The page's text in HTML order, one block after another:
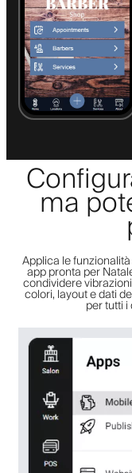
ma
Applica le
app pronta per
condividere
colori, layout e dati
per tutti